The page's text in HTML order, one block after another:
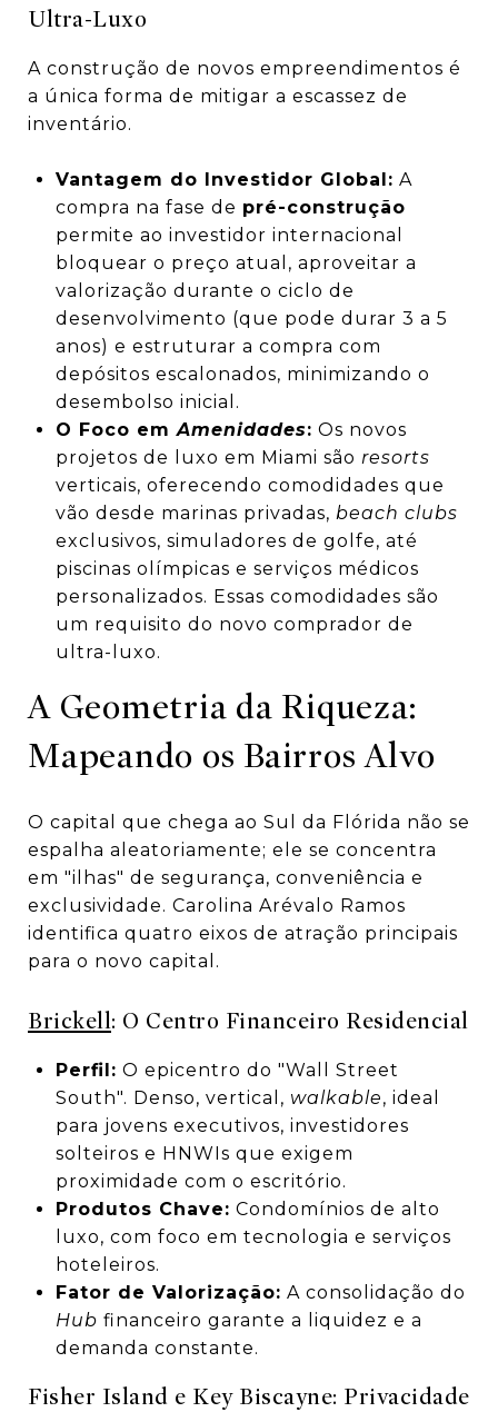
Ultra-Luxo
A construção de novos empreendimentos é
a única forma de mitigar a escassez de
inventário.
Vantagem do Investidor Global: A
compra na fase de pré-construção
permite ao investidor internacional
bloquear o preço atual, aproveitar a
valorização durante o ciclo de
desenvolvimento (que pode durar 3 a 5
anos) e estruturar a compra com
depósitos escalonados, minimizando o
desembolso inicial.
O Foco emAmenidades: Os novos
projetos de luxo em Miami são resorts
verticais, oferecendo comodidades que
vão desde marinas privadas, beach clubs
exclusivos, simuladores de golfe, até
piscinas olímpicas e serviços médicos
personalizados. Essas comodidades são
um requisito do novo comprador de
ultra-luxo.
A Geometria da Riqueza:
Mapeando os Bairros Alvo
O capital que chega ao Sul da Flórida não se
espalha aleatoriamente; ele se concentra
em "ilhas" de segurança, conveniência e
exclusividade. Carolina Arévalo Ramos
identifica quatro eixos de atração principais
para o novo capital.
Brickell: O Centro Financeiro Residencial
Perfil: O epicentro do "Wall Street
South". Denso, vertical, walkable, ideal
para jovens executivos, investidores
solteiros e HNWIs que exigem
proximidade com o escritório.
Produtos Chave: Condomínios de alto
luxo, com foco em tecnologia e serviços
hoteleiros.
Fator de Valorização: A consolidação do
Hub financeiro garante a liquidez e a
demanda constante.
Fisher Island e Key Biscayne: Privacidade